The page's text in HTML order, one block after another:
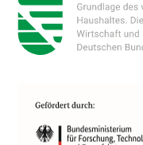
Dienste
und Werbung
Interessen der
Einwilligung
Zukunft